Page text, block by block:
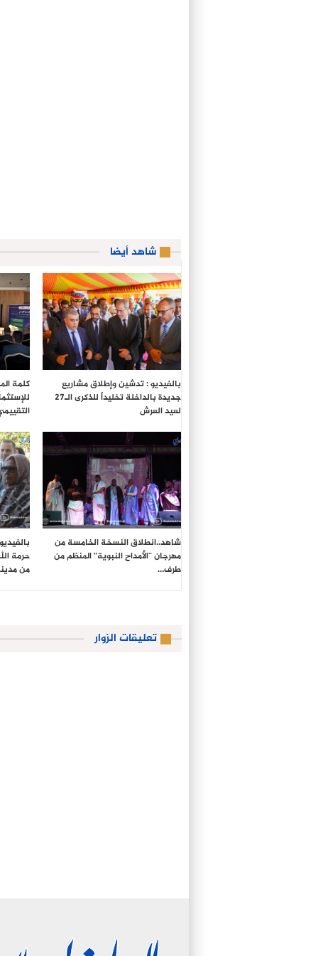
شاهد أيضا
بالفيديو : تدشين وإطلاق مشاريع
جديدة بالداخلة تخليداً للذكرى الـ27
لعيد العرش
كلمة
شاهد..انطلاق النسخة الخامسة من
مهرجان “الأمداح النبوية” المنظم من
طرف…
حرمة
من
تعليقات الزوار